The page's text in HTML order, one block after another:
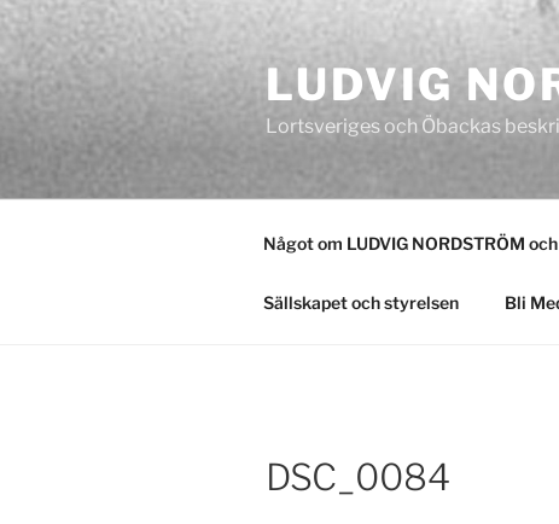
Hoppa
innehåll
LUDVIG
Lortsveriges och Öbackas
Något om LUDVIG NORDSTRÖM
Sällskapet och styrelsen Bli
DSC_0084